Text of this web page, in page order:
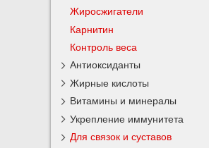
Жиросжигатели
Карнитин
Контроль веса
Антиоксиданты
Жирные кислоты
Витамины и минералы
Укрепление иммунитета
Для связок и суставов